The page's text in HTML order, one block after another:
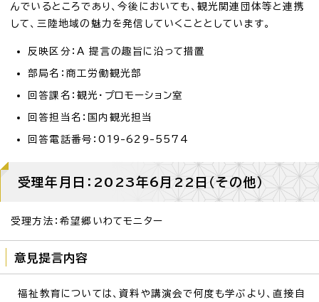
んでいるところであり、今後においても、観光関連団体等と連携
して、三陸地域の魅力を発信していくこととしています。
反映区分：A 提言の趣旨に沿って措置
部局名：商工労働観光部
回答課名：観光・プロモーション室
回答担当名：国内観光担当
回答電話番号：019-629-5574
受理年月日：2023年6月22日（その他）
受理方法：希望郷いわてモニター
意見提言内容
福祉教育については、資料や講演会で何度も学ぶより、直接自